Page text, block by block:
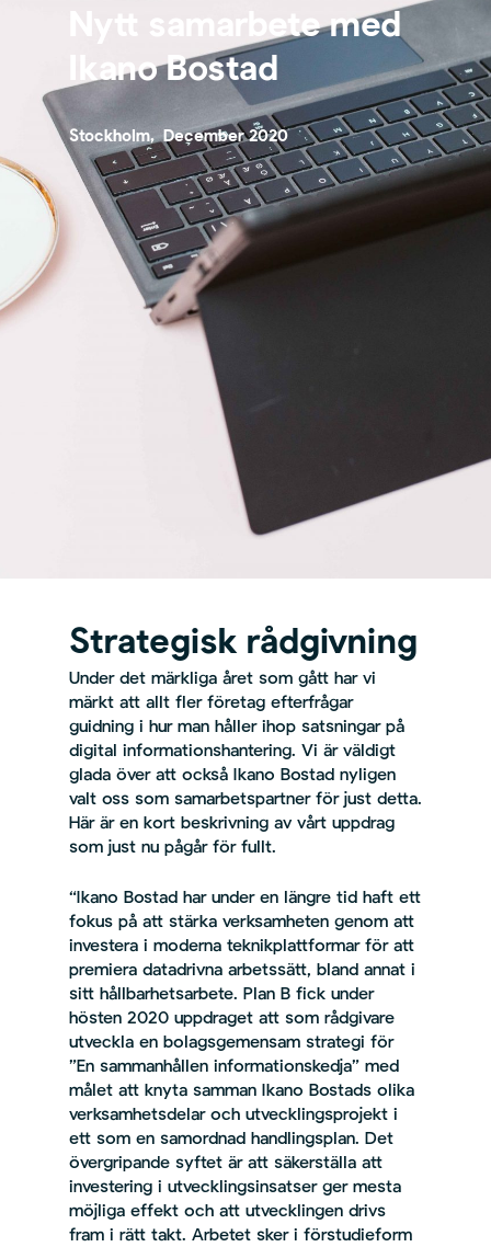
Nytt samarbete med
Ikano Bostad
Stockholm, December 2020
Strategisk rådgivning
Under det märkliga året som gått har vi
märkt att allt fler företag efterfrågar
guidning i hur man håller ihop satsningar på
digital informationshantering. Vi är väldigt
glada över att också Ikano Bostad nyligen
valt oss som samarbetspartner för just detta.
Här är en kort beskrivning av vårt uppdrag
som just nu pågår för fullt.
“Ikano Bostad har under en längre tid haft ett
fokus på att stärka verksamheten genom att
investera i moderna teknikplattformar för att
premiera datadrivna arbetssätt, bland annat i
sitt hållbarhetsarbete. Plan B fick under
hösten 2020 uppdraget att som rådgivare
utveckla en bolagsgemensam strategi för
”En sammanhållen informationskedja” med
målet att knyta samman Ikano Bostads olika
verksamhetsdelar och utvecklingsprojekt i
ett som en samordnad handlingsplan. Det
övergripande syftet är att säkerställa att
investering i utvecklingsinsatser ger mesta
möjliga effekt och att utvecklingen drivs
fram i rätt takt. Arbetet sker i förstudieform